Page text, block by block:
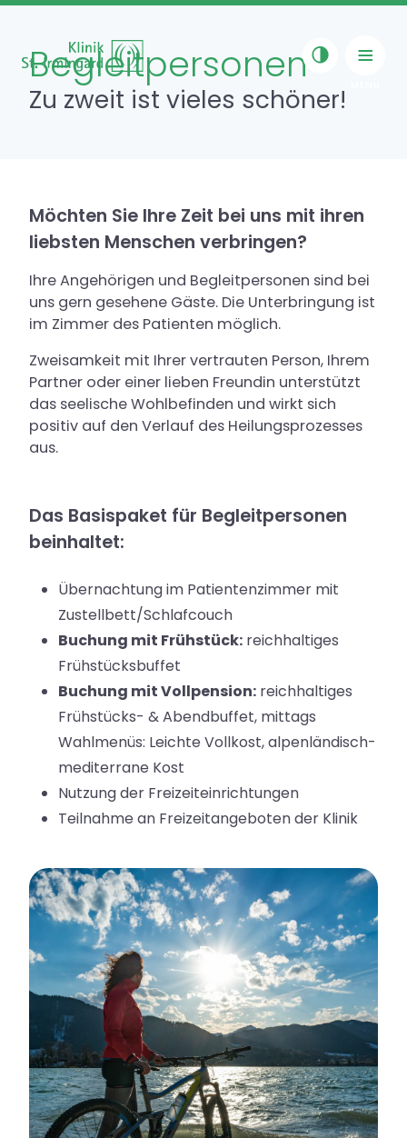
Skip to content
Toggle
Rehabilitation
Privatambulanz Onkologie
Klinik für Kardiologische
Rehabilitation
Klinik für Psychosomatische
Medizin und Psychotherapie
Urologische Praxis
& Selbstzahler
Über uns
Kontakt & Anfahrt
Karriere
Begleitpersonen
Zu zweit ist vieles schöner!
Möchten Sie Ihre Zeit bei uns mit ihren
liebsten Menschen verbringen?
Ihre Angehörigen und Begleitpersonen sind bei
uns gern gesehene Gäste. Die Unterbringung ist
im Zimmer des Patienten möglich.
Zweisamkeit mit Ihrer vertrauten Person, Ihrem
Partner oder einer lieben Freundin unterstützt
das seelische Wohlbefinden und wirkt sich
positiv auf den Verlauf des Heilungsprozesses
aus.
Das Basispaket für Begleitpersonen
beinhaltet:
Übernachtung im Patientenzimmer mit
Zustellbett/Schlafcouch
Buchung mit Frühstück: reichhaltiges
Frühstücksbuffet
Buchung mit Vollpension: reichhaltiges
Frühstücks- & Abendbuffet, mittags
Wahlmenüs: Leichte Vollkost, alpenländisch-
mediterrane Kost
Nutzung der Freizeiteinrichtungen
Teilnahme an Freizeitangeboten der Klinik